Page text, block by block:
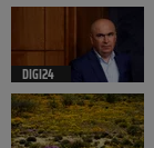
DIGI24